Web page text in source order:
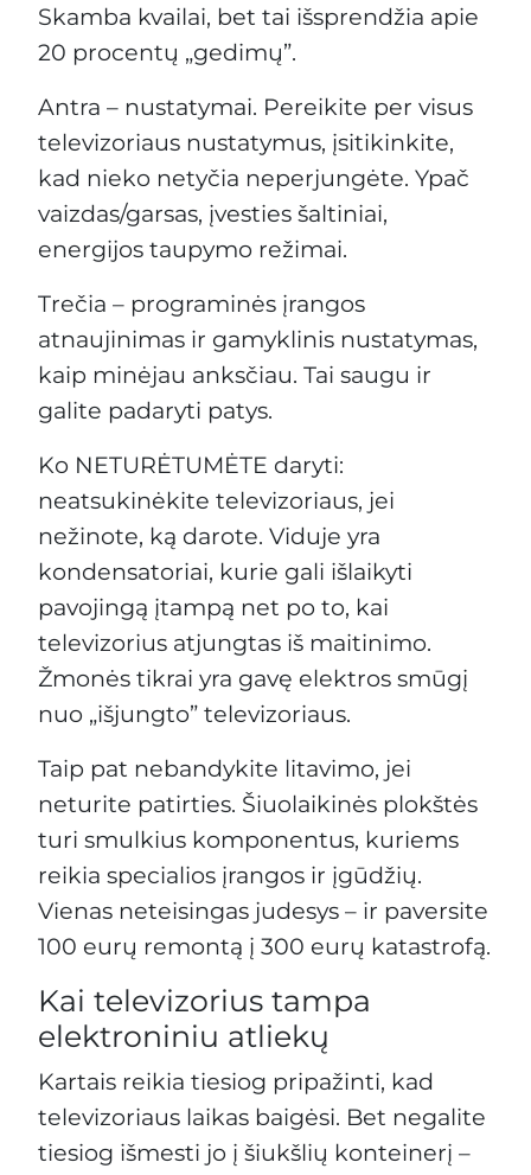
Skamba kvailai, bet tai išsprendžia apie
20 procentų „gedimų”.
Antra – nustatymai. Pereikite per visus
televizoriaus nustatymus, įsitikinkite,
kad nieko netyčia neperjungėte. Ypač
vaizdas/garsas, įvesties šaltiniai,
energijos taupymo režimai.
Trečia – programinės įrangos
atnaujinimas ir gamyklinis nustatymas,
kaip minėjau anksčiau. Tai saugu ir
galite padaryti patys.
Ko NETURĖTUMĖTE daryti:
neatsukinėkite televizoriaus, jei
nežinote, ką darote. Viduje yra
kondensatoriai, kurie gali išlaikyti
pavojingą įtampą net po to, kai
televizorius atjungtas iš maitinimo.
Žmonės tikrai yra gavę elektros smūgį
nuo „išjungto” televizoriaus.
Taip pat nebandykite litavimo, jei
neturite patirties. Šiuolaikinės plokštės
turi smulkius komponentus, kuriems
reikia specialios įrangos ir įgūdžių.
Vienas neteisingas judesys – ir paversite
100 eurų remontą į 300 eurų katastrofą.
Kai televizorius tampa
elektroniniu atliekų
Kartais reikia tiesiog pripažinti, kad
televizoriaus laikas baigėsi. Bet negalite
tiesiog išmesti jo į šiukšlių konteinerį –